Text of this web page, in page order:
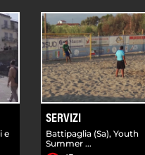
e
SERVIZI
Battipaglia (Sa), Youth
Summer ...